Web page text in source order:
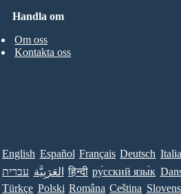
Handla om
Om oss
Kontakta oss
English Español Français Deutsch
עברית العَرَبِيَّة हिन्दी ру́сский язы́к
Türkçe Polski Româna Ceština